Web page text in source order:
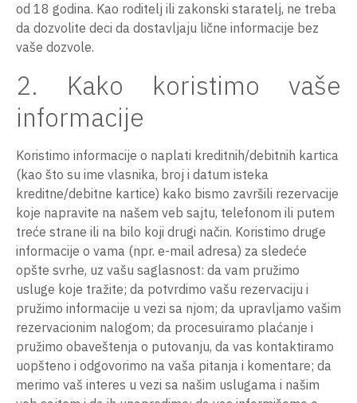
od 18 godina. Kao roditelj ili zakonski staratelj, ne treba
da dozvolite deci da dostavljaju lične informacije bez
vaše dozvole.
2. Kako koristimo vaše
informacije
Koristimo informacije o naplati kreditnih/debitnih kartica
(kao što su ime vlasnika, broj i datum isteka
kreditne/debitne kartice) kako bismo završili rezervacije
koje napravite na našem veb sajtu, telefonom ili putem
treće strane ili na bilo koji drugi način. Koristimo druge
informacije o vama (npr. e-mail adresa) za sledeće
opšte svrhe, uz vašu saglasnost: da vam pružimo
usluge koje tražite; da potvrdimo vašu rezervaciju i
pružimo informacije u vezi sa njom; da upravljamo vašim
rezervacionim nalogom; da procesuiramo plaćanje i
pružimo obaveštenja o putovanju, da vas kontaktiramo
uopšteno i odgovorimo na vaša pitanja i komentare; da
merimo vaš interes u vezi sa našim uslugama i našim